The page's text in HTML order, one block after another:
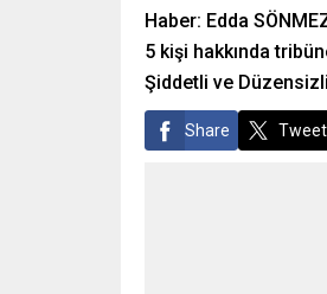
Haber: Edda
5 kişi hakkında
Şiddetli ve
Share Tweet